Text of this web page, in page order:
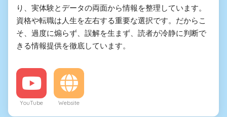
り、実体験とデータの両面から情報を整理しています。
資格や転職は人生を左右する重要な選択です。だからこ
そ、過度に煽らず、誤解を生まず、読者が冷静に判断で
きる情報提供を徹底しています。
YouTube Website